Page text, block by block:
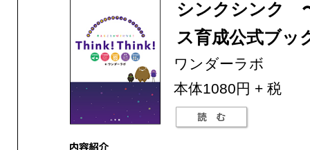
シンクシンク
ス育成公式ブッ
ワンダーラボ
本体1080円 + 税